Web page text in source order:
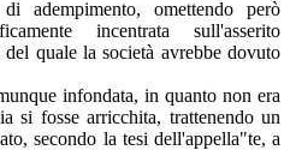
adempimento, omettendo però
incentrata sull'asserito
quale la società avrebbe dovuto
infondata, in quanto non era
si fosse arricchita, trattenendo un
secondo la tesi dell'appella"te, a